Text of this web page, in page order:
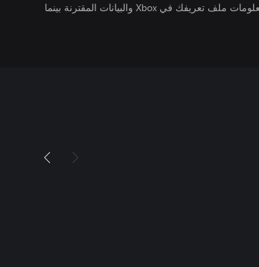
يتلقى ناشرو الألعاب التي تقوم بتشغيلها وصولاً إلى معلومات ملف تعريفك في Xbox والبيانات المقترنة بينما